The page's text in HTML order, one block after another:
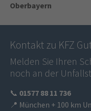
Oberbayern
Kontakt zu KFZ
Melden Sie Ihren
noch an der
📞 01577 88 11 736
📍 München + 100 km